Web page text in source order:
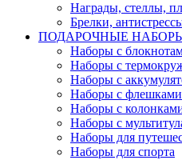
Награды, стеллы,
Брелки,
ПОДАРОЧНЫЕ
Наборы с
Наборы с
Наборы с
Наборы с флешками
Наборы с
Наборы с
Наборы для
Наборы для спорта